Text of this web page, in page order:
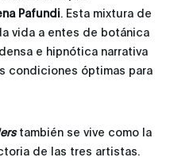
Pafundi. Esta mixtura de
vida a entes de botánica
e hipnótica narrativa
condiciones óptimas para
también se vive como la
de las tres artistas.